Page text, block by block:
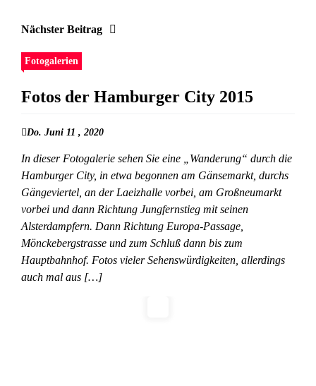
Nächster Beitrag
Fotogalerien
Fotos der Hamburger City 2015
Do. Juni 11 , 2020
In dieser Fotogalerie sehen Sie eine „Wanderung“ durch die
Hamburger City, in etwa begonnen am Gänsemarkt, durchs
Gängeviertel, an der Laeizhalle vorbei, am Großneumarkt
vorbei und dann Richtung Jungfernstieg mit seinen
Alsterdampfern. Dann Richtung Europa-Passage,
Mönckebergstrasse und zum Schluß dann bis zum
Hauptbahnhof. Fotos vieler Sehenswürdigkeiten, allerdings
auch mal aus […]